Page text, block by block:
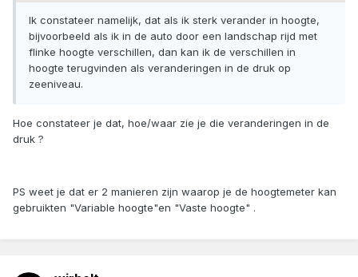
Ik constateer namelijk, dat als ik sterk verander in hoogte,
bijvoorbeeld als ik in de auto door een landschap rijd met
flinke hoogte verschillen, dan kan ik de verschillen in
hoogte terugvinden als veranderingen in de druk op
zeeniveau.
Hoe constateer je dat, hoe/waar zie je die veranderingen in de
druk ?
PS weet je dat er 2 manieren zijn waarop je de hoogtemeter kan
gebruikten "Variable hoogte"en "Vaste hoogte" .